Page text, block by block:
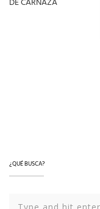
¿QUÉ BUSCA?